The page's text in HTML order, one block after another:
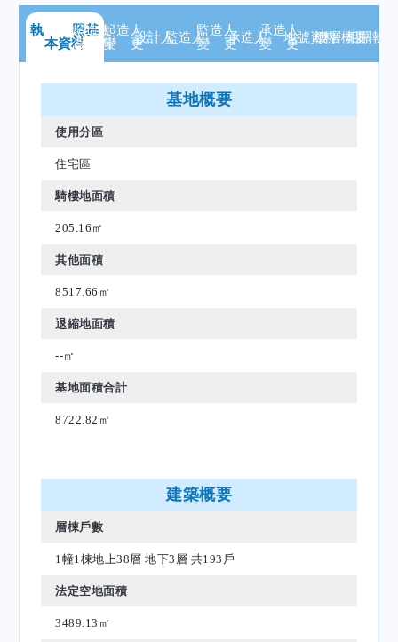
執 照基
本資料
起造人
資 料
起造人
變 更設計人監造人監造人
變 更承造人承造人
變 更
地號資料
樓層概要
相關執
基地概要
使用分區
住宅區
騎樓地面積
205.16㎡
其他面積
8517.66㎡
退縮地面積
--㎡
基地面積合計
8722.82㎡
建築概要
層棟戶數
1幢1棟地上38層 地下3層 共193戶
法定空地面積
3489.13㎡